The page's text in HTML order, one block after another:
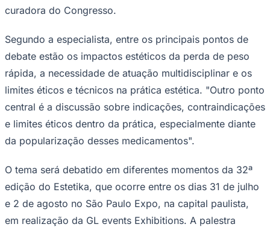
Santos
curadora do Congresso.
Segundo a especialista, entre os principais pontos de
debate estão os impactos estéticos da perda de peso
rápida, a necessidade de atuação multidisciplinar e os
limites éticos e técnicos na prática estética. "Outro ponto
central é a discussão sobre indicações, contraindicações
e limites éticos dentro da prática, especialmente diante
da popularização desses medicamentos".
O tema será debatido em diferentes momentos da 32ª
edição do Estetika, que ocorre entre os dias 31 de julho
e 2 de agosto no São Paulo Expo, na capital paulista,
em realização da GL events Exhibitions. A palestra